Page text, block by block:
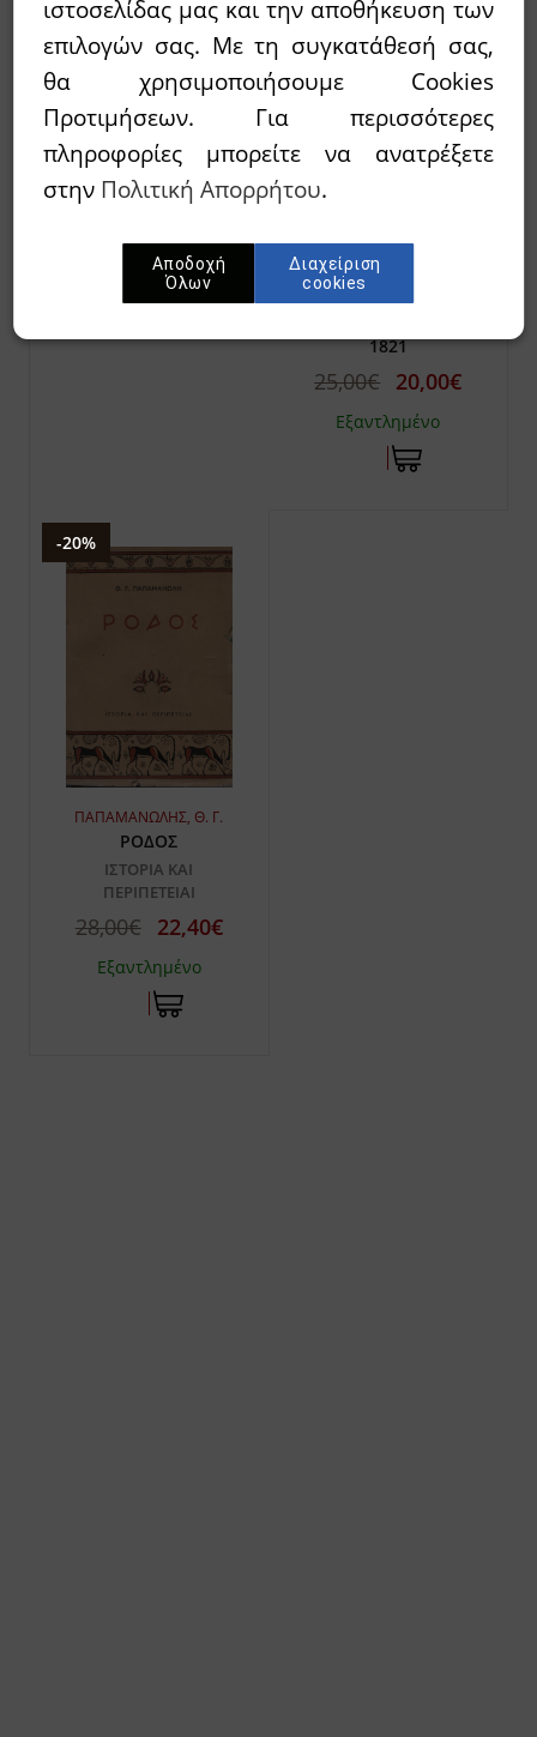
ΣΠΑΝΟΣ, ΔΗΜΗΤΡΙΟΣ
Η ΣΥΜΒΟΛΗ ΤΩΝ
ΨΑΡΩΝ ΕΙΣ ΤΗΝ
ΕΠΙΤΥΧΙΑΝ ΤΗΣ
1821
25,00€ 20,00€
Εξαντλημένο
-20%
ΠΑΠΑΜΑΝΩΛΗΣ, Θ. Γ.
ΡΟΔΟΣ
ΙΣΤΟΡΙΑ ΚΑΙ
ΠΕΡΙΠΕΤΕΙΑΙ
28,00€ 22,40€
Εξαντλημένο
ιστοσελίδας μας και την αποθήκευση των
επιλογών σας. Με τη συγκατάθεσή σας,
θα χρησιμοποιήσουμε Cookies
Προτιμήσεων. Για περισσότερες
πληροφορίες μπορείτε να ανατρέξετε
στην Πολιτική Απορρήτου.
Αποδοχή
Όλων
Διαχείριση
cookies